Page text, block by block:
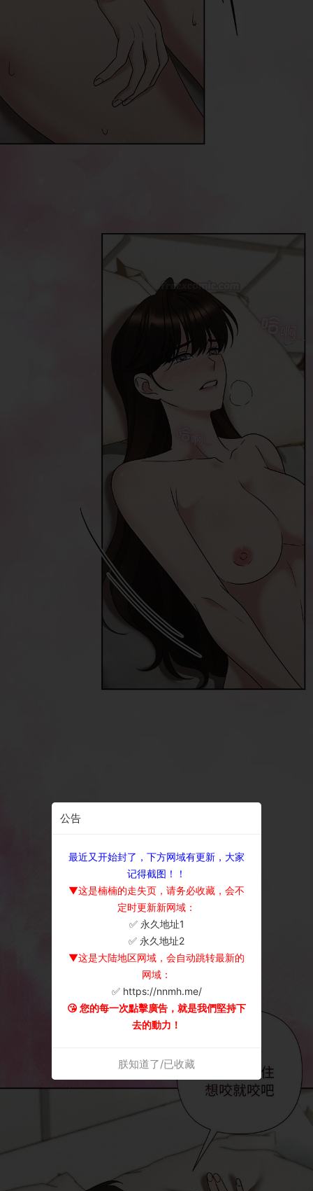
公告
最近又开始封了，下方网域有更新，大家
记得截图！！
▼这是楠楠的走失页，请务必收藏，会不
定时更新新网域：
✅ 永久地址1
✅ 永久地址2
▼这是大陆地区网域，会自动跳转最新的
网域：
✅ https://nnmh.me/
😘 您的每一次點擊廣告，就是我們堅持下
去的動力！
朕知道了/已收藏